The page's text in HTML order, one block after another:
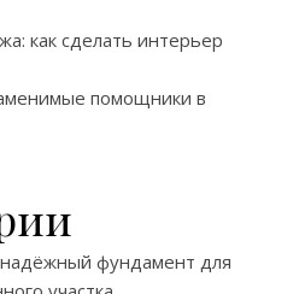
как сделать интерьер
помощники в
надёжный фундамент для